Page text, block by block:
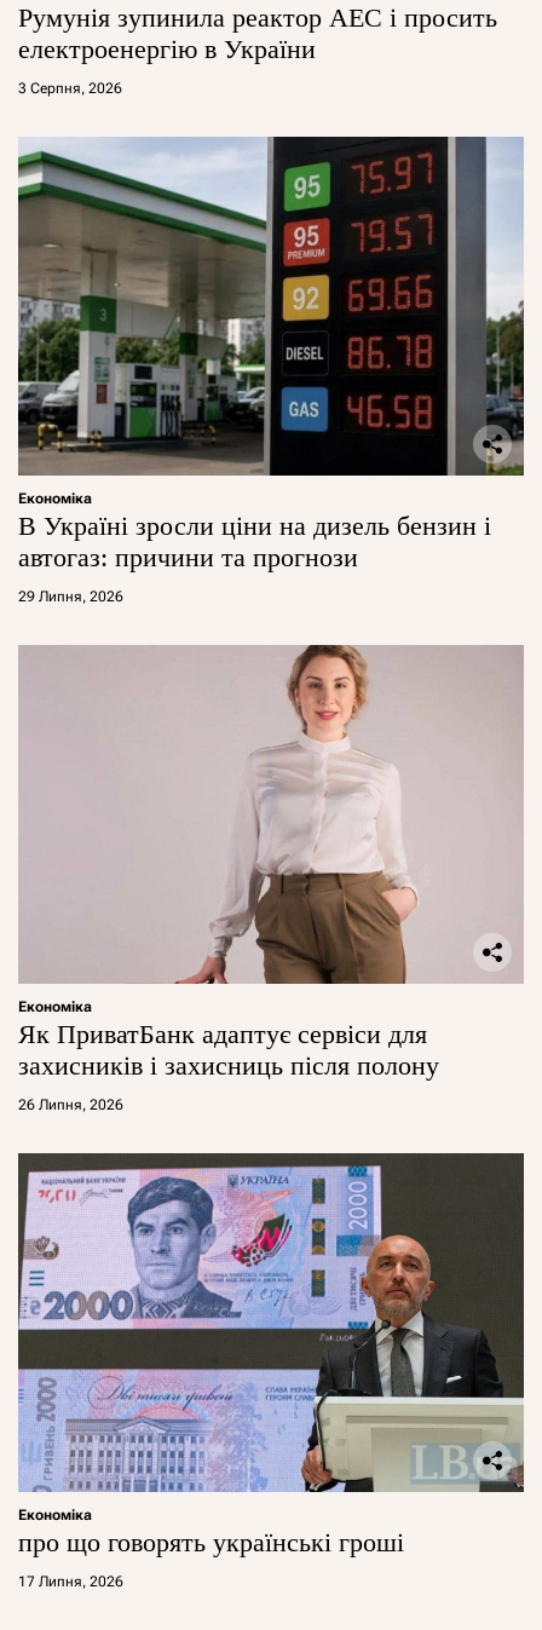
Румунія зупинила реактор АЕС і просить
електроенергію в України
3 Серпня, 2026
Економіка
В Україні зросли ціни на дизель бензин і
автогаз: причини та прогнози
29 Липня, 2026
Економіка
Як ПриватБанк адаптує сервіси для
захисників і захисниць після полону
26 Липня, 2026
Економіка
про що говорять українські гроші
17 Липня, 2026